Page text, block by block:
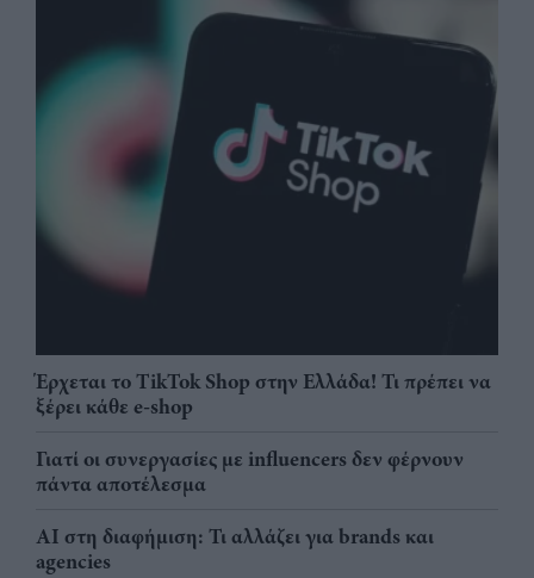
Έρχεται το TikTok Shop στην Ελλάδα! Τι πρέπει να
ξέρει κάθε e-shop
Γιατί οι συνεργασίες με influencers δεν φέρνουν
πάντα αποτέλεσμα
AI στη διαφήμιση: Τι αλλάζει για brands και
agencies